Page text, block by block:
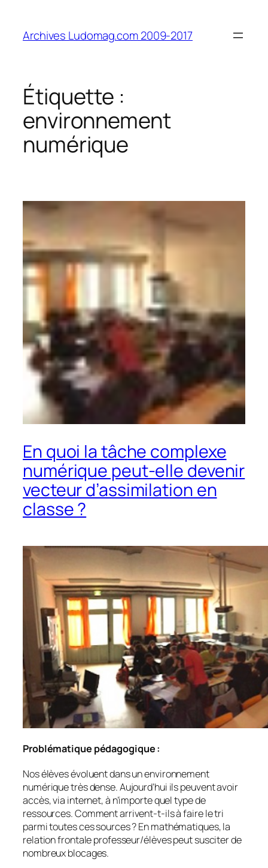
contenu
Archives Ludomag.com 2009-2017
Étiquette :
environnement
numérique
En quoi la tâche complexe
numérique peut-elle devenir
vecteur d’assimilation en
classe ?
Problématique pédagogique :
Nos élèves évoluent dans un environnement
numérique très dense. Aujourd’hui ils peuvent avoir
accès, via internet, à n’importe quel type de
ressources. Comment arrivent-t-ils à faire le tri
parmi toutes ces sources ? En mathématiques, la
relation frontale professeur/élèves peut susciter de
nombreux blocages.